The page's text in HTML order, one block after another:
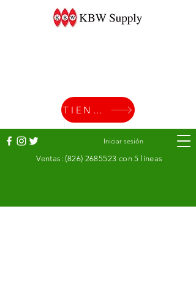
Iniciar sesión
Ventas:(826) 2685523 con 5 líneas
TIENDA